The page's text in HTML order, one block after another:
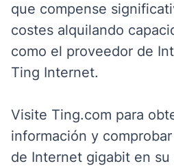
que compense
costes alquilando
como el proveedor de
Ting Internet.
Visite Ting.com para
información y
de Internet gigabit en su